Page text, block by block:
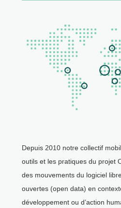
Depuis 2010 notre collectif
outils et les pratiques du projet
des mouvements du logiciel
ouvertes (open data) en
développement ou d’action